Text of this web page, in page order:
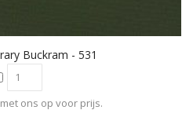
Buckram - 531
ons op voor prijs.